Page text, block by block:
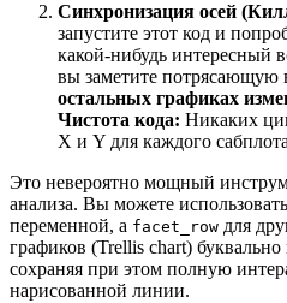
Синхронизация осей
запустите этот код и
какой-нибудь интересный
вы заметите потрясающую
остальных графиках
Чистота кода: Никаких
X и Y для каждого
Это невероятно мощный
анализа. Вы можете использовать
переменной, а facet_row для
графиков (Trellis chart)
сохраняя при этом полную
нарисованной линии.